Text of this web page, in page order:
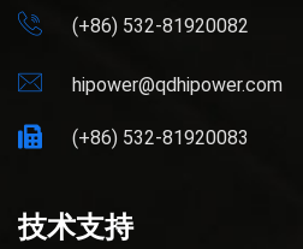
(+86) 532-81920082
hipower@qdhipower.com
(+86) 532-81920083
技术支持